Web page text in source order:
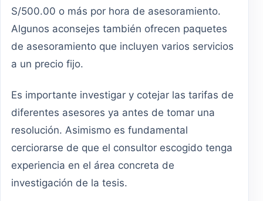
S/500.00 o más por hora de asesoramiento.
Algunos aconsejes también ofrecen paquetes
de asesoramiento que incluyen varios servicios
a un precio fijo.
Es importante investigar y cotejar las tarifas de
diferentes asesores ya antes de tomar una
resolución. Asimismo es fundamental
cerciorarse de que el consultor escogido tenga
experiencia en el área concreta de
investigación de la tesis.